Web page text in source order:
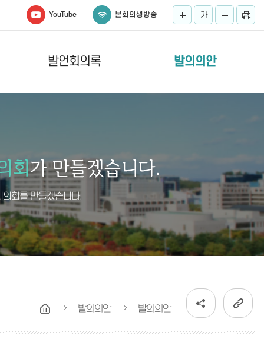
YouTube 본회의생방송 가
발언회의록 발의의안
회를 만들겠습니다.
발의의안 발의의안